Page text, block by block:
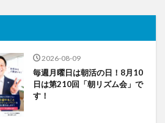
2026-08-09
毎週月曜日は朝活の日！8月10
日は第210回「朝リズム会」で
す！